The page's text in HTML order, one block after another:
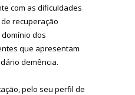
com as dificuldades
recuperação
dos
que apresentam
demência.
pelo seu perfil de